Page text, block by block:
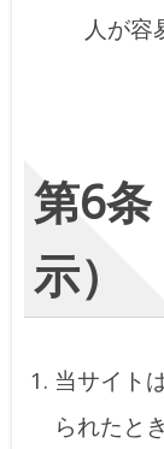
人が容
第6
示）
当サイト
られたと